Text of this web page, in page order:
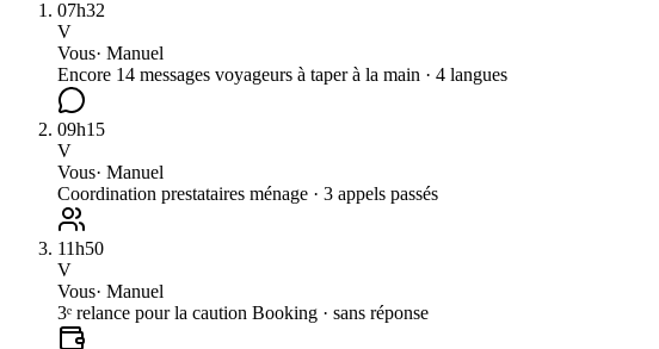
07h32
V
Vous· Manuel
Encore 14 messages voyageurs à taper à la main · 4 langues
09h15
V
Vous· Manuel
Coordination prestataires ménage · 3 appels passés
11h50
V
Vous· Manuel
3ᵉ relance pour la caution Booking · sans réponse